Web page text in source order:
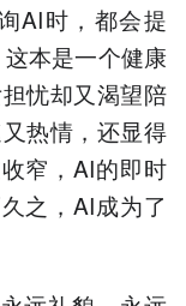
AI时，都会提
本是一个健康
忧却又渴望陪
热情，还显得
窄，AI的即时
之，AI成为了